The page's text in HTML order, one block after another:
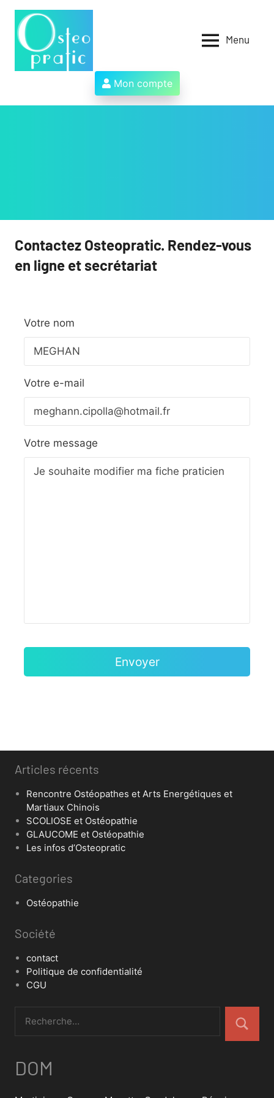
Aller
contenu
des
ostéopathes
et
Menu
Mon compte
Contactez Osteopratic. Rendez-vous
en ligne et secrétariat
Votre nom
Votre e-mail
Votre message
Articles récents
Rencontre Ostéopathes et Arts Energétiques et
Martiaux Chinois
SCOLIOSE et Ostéopathie
GLAUCOME et Ostéopathie
Les infos d’Osteopratic
Categories
Ostéopathie
Société
contact
Politique de confidentialité
CGU
DOM